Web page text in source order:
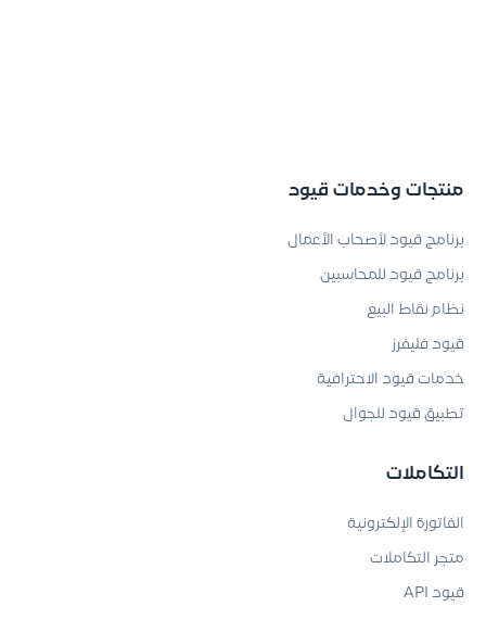
منتجات وخدمات قيود
برنامج قيود لأصحاب الأعمال
برنامج قيود للمحاسبين
نظام نقاط البيع
قيود فليفرز
خدمات قيود الاحترافية
تطبيق قيود للجوال
التكاملات
الفاتورة الإلكترونية
متجر التكاملات
قيود API